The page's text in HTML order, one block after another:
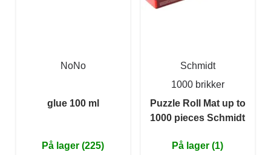
NoNo
glue 100 ml
På lager (225)
Schmidt
1000 brikker
Puzzle Roll Mat up to
1000 pieces Schmidt
På lager (1)